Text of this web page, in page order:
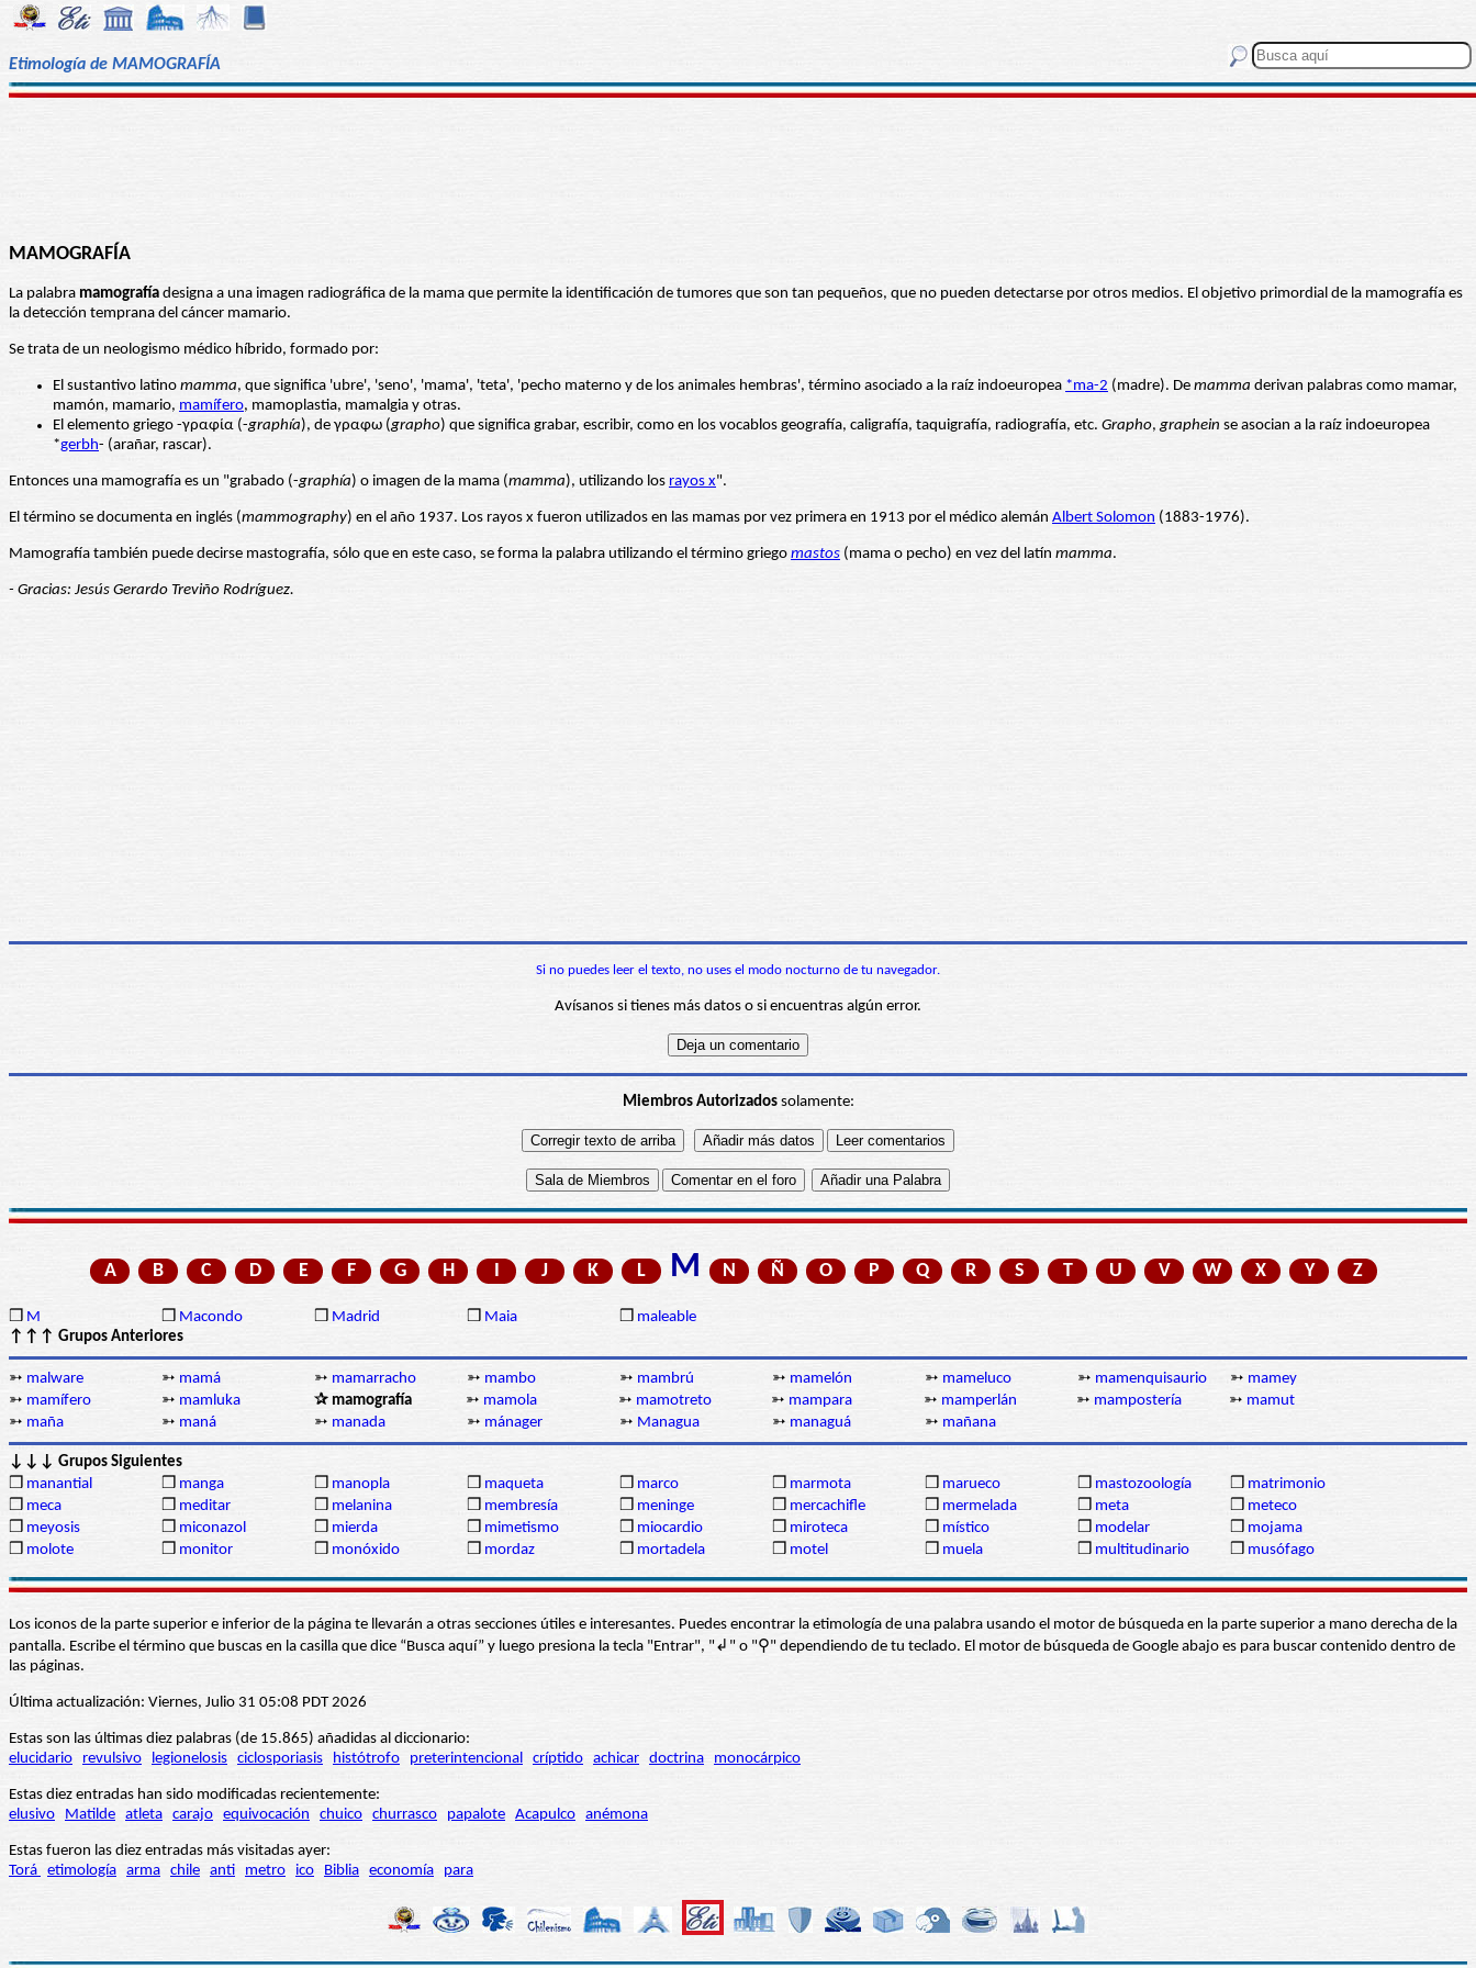
Etimología de MAMOGRAFÍA
MAMOGRAFÍA
La palabra mamografía designa a una imagen radiográfica de la mama que permite la identificación de tumores que son tan pequeños, que no pueden detectarse por otros medios. El objetivo primordial de la mamografía es
la detección temprana del cáncer mamario.
Se trata de un neologismo médico híbrido, formado por:
El sustantivo latino mamma, que significa 'ubre', 'seno', 'mama', 'teta', 'pecho materno y de los animales hembras', término asociado a la raíz indoeuropea *ma-2 (madre). De mamma derivan palabras como mamar,
mamón, mamario, mamífero, mamoplastia, mamalgia y otras.
El elemento griego -γραφία (-graphía), de γραφω (grapho) que significa grabar, escribir, como en los vocablos geografía, caligrafía, taquigrafía, radiografía, etc. Grapho,graphein se asocian a la raíz indoeuropea
*gerbh- (arañar, rascar).
Entonces una mamografía es un "grabado (-graphía) o imagen de la mama (mamma), utilizando los rayos x".
El término se documenta en inglés (mammography) en el año 1937. Los rayos x fueron utilizados en las mamas por vez primera en 1913 por el médico alemán Albert Solomon (1883-1976).
Mamografía también puede decirse mastografía, sólo que en este caso, se forma la palabra utilizando el término griego mastos (mama o pecho) en vez del latín mamma.
- Gracias: Jesús Gerardo Treviño Rodríguez.
Si no puedes leer el texto, no uses el modo nocturno de tu navegador.
Avísanos si tienes más datos o si encuentras algún error.
Miembros Autorizadossolamente:
A B C D E F G H I J K L M N Ñ O P Q R S T U V W X Y Z
❒ M ❒ Macondo ❒ Madrid ❒ Maia ❒ maleable
↑↑↑ Grupos Anteriores
➳ malware ➳ mamá ➳ mamarracho ➳ mambo ➳ mambrú ➳ mamelón ➳ mameluco ➳ mamenquisaurio ➳ mamey
➳ mamífero ➳ mamluka ✰ mamografía ➳ mamola ➳ mamotreto ➳ mampara ➳ mamperlán ➳ mampostería ➳ mamut
➳ maña ➳ maná ➳ manada ➳ mánager ➳ Managua ➳ managuá ➳ mañana
↓↓↓ Grupos Siguientes
❒ manantial ❒ manga ❒ manopla ❒ maqueta ❒ marco ❒ marmota ❒ marueco ❒ mastozoología ❒ matrimonio
❒ meca ❒ meditar ❒ melanina ❒ membresía ❒ meninge ❒ mercachifle ❒ mermelada ❒ meta ❒ meteco
❒ meyosis ❒ miconazol ❒ mierda ❒ mimetismo ❒ miocardio ❒ miroteca ❒ místico ❒ modelar ❒ mojama
❒ molote ❒ monitor ❒ monóxido ❒ mordaz ❒ mortadela ❒ motel ❒ muela ❒ multitudinario ❒ musófago
Los iconos de la parte superior e inferior de la página te llevarán a otras secciones útiles e interesantes. Puedes encontrar la etimología de una palabra usando el motor de búsqueda en la parte superior a mano derecha de la
pantalla. Escribe el término que buscas en la casilla que dice “Busca aquí” y luego presiona la tecla "Entrar", "↲" o "⚲" dependiendo de tu teclado. El motor de búsqueda de Google abajo es para buscar contenido dentro de
las páginas.
Última actualización: Viernes, Julio 31 05:08 PDT 2026
Estas son las últimas diez palabras (de 15.865) añadidas al diccionario:
elucidario
revulsivo legionelosis ciclosporiasis histótrofo preterintencional críptido achicar doctrina monocárpico
Estas diez entradas han sido modificadas recientemente:
elusivo
Matilde atleta carajo equivocación chuico churrasco papalote Acapulco anémona
Estas fueron las diez entradas más visitadas ayer:
Torá etimología arma chile anti metro ico Biblia economía para